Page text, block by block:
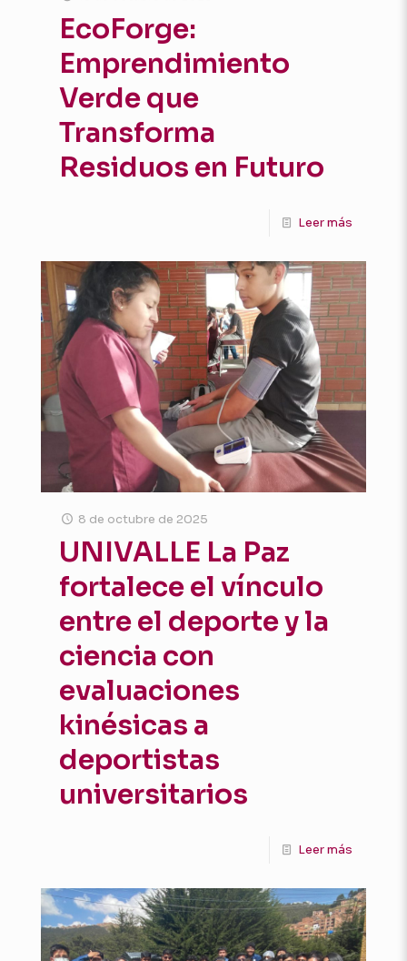
EcoForge:
Emprendimiento
Verde que
Transforma
Residuos en Futuro
Leer más
8 de octubre de 2025
UNIVALLE La Paz
fortalece el vínculo
entre el deporte y la
ciencia con
evaluaciones
kinésicas a
deportistas
universitarios
Leer más